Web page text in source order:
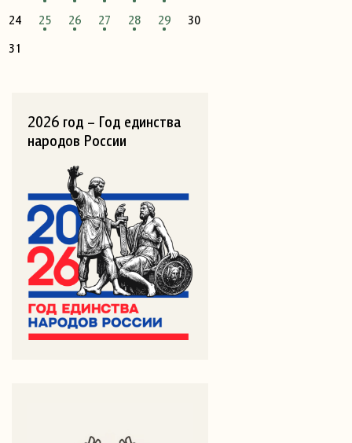
24
25 26 27 28 29
30
31
2026 год – Год единства
народов России